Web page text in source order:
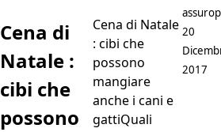
Cena di
Natale :
cibi che
possono
Cena di Natale
: cibi che
possono
mangiare
anche i cani e
gattiQuali
Postato
20
2017